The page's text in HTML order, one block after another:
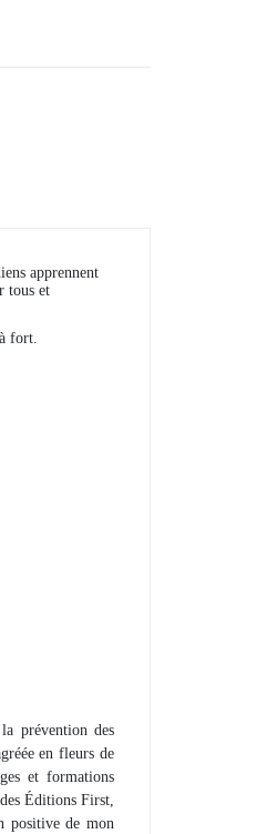
apprennent
tous et
fort.
prévention des
en fleurs de
et formations
Éditions First,
positive de mon